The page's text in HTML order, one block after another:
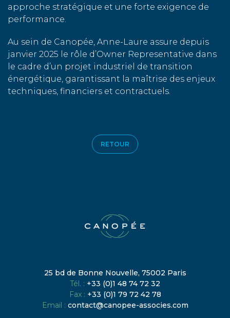
approche stratégique et une forte exigence de
performance.
Au sein de Canopée, Anne-Laure assure depuis
janvier 2025 le rôle d’Owner Representative dans
le cadre d’un projet industriel de transition
énergétique, garantissant la maîtrise des enjeux
techniques, financiers et contractuels.
RETOUR
25 bd de Bonne Nouvelle, 75002 Paris
Tél. : +33 (0)1 48 74 72 32
Fax : +33 (0)1 79 72 42 78
Email : contact@canopee-associes.com